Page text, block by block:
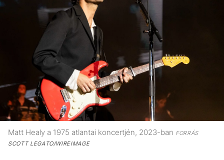
Matt Healy a 1975 atlantai koncertjén, 2023-ban FORRÁS
SCOTT LEGATO/WIREIMAGE